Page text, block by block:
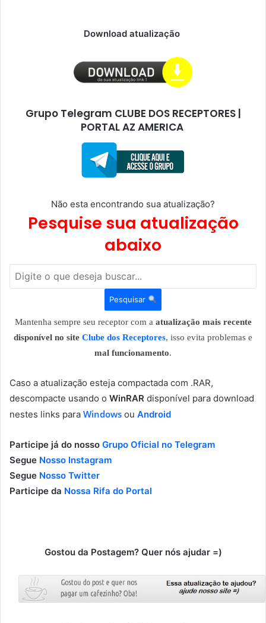
Download atualização
Grupo Telegram CLUBE DOS RECEPTORES |
PORTAL AZ AMERICA
Não esta encontrando sua atualização?
Pesquise sua atualização
abaixo
Pesquisar
Mantenha sempre seu receptor com a atualização mais recente
disponível no site Clube dos Receptores, isso evita problemas e
mal funcionamento.
Caso a atualização esteja compactada com .RAR,
descompacte usando o WinRAR disponível para download
nestes links para Windows ou Android
Participe já do nosso Grupo Oficial no Telegram
Segue Nosso Instagram
Segue Nosso Twitter
Participe da Nossa Rifa do Portal
Gostou da Postagem? Quer nós ajudar =)